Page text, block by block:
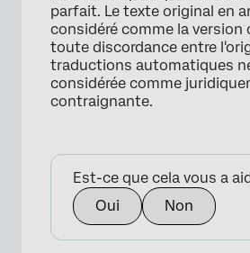
parfait. Le texte original en
considéré comme la
toute discordance entre
traductions automatiques
considérée comme
contraignante.
Est-ce que cela vous a
Oui
Non